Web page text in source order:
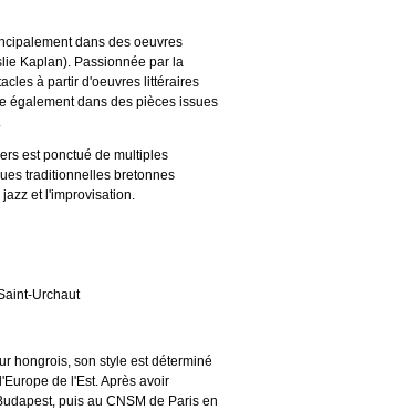
dans des oeuvres
Kaplan). Passionnée par la
à partir d'oeuvres littéraires
également dans des pièces issues
est ponctué de multiples
traditionnelles bretonnes
et l'improvisation.
Urchaut
hongrois, son style est déterminé
de l'Est. Après avoir
puis au CNSM de Paris en